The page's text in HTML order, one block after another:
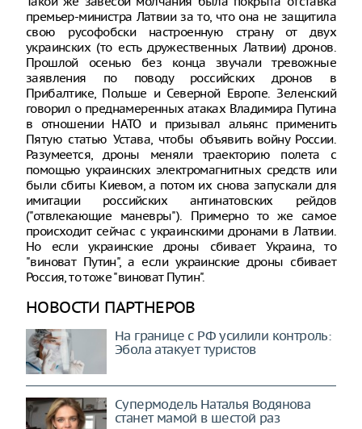
премьер-министра Латвии за то, что она не защитила
свою русофобски настроенную страну от двух
украинских (то есть дружественных Латвии) дронов.
Прошлой осенью без конца звучали тревожные
заявления по поводу российских дронов в
Прибалтике, Польше и Северной Европе. Зеленский
говорил о преднамеренных атаках Владимира Путина
в отношении НАТО и призывал альянс применить
Пятую статью Устава, чтобы объявить войну России.
Разумеется, дроны меняли траекторию полета с
помощью украинских электромагнитных средств или
были сбиты Киевом, а потом их снова запускали для
имитации российских антинатовских рейдов
("отвлекающие маневры"). Примерно то же самое
происходит сейчас с украинскими дронами в Латвии.
Но если украинские дроны сбивает Украина, то
"виноват Путин", а если украинские дроны сбивает
Россия, то тоже "виноват Путин".
НОВОСТИ ПАРТНЕРОВ
На границе с РФ усилили контроль:
Эбола атакует туристов
Супермодель Наталья Водянова
станет мамой в шестой раз